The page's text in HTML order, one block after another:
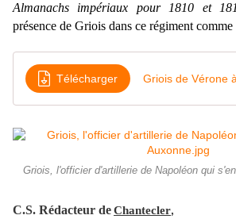
Almanachs impériaux pour 1810 et
présence de Griois dans ce régiment
Télécharger Griois de Vérone
Griois, l'officier d'artillerie de Napoléon qui
C.S. Rédacteur deChantecler,